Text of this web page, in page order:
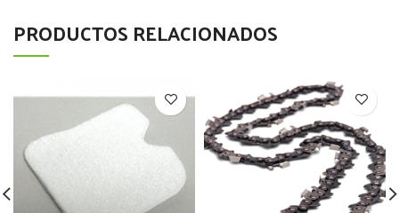
PRODUCTOS RELACIONADOS